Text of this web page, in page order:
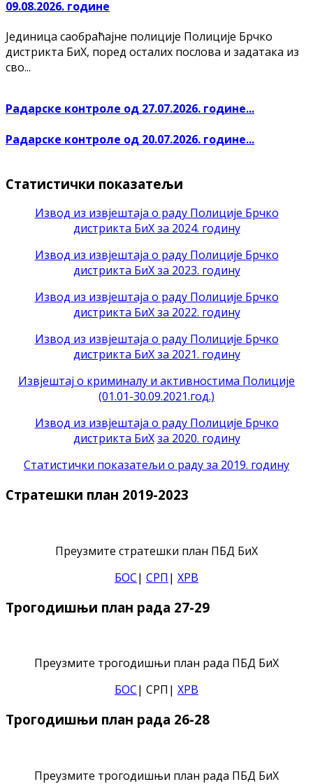
09.08.2026. године
Јединица саобраћајне полиције Полиције Брчко
дистрикта БиХ, поред осталих послова и задатака из
сво...
Радарске контроле од 27.07.2026. године...
Радарске контроле од 20.07.2026. године...
Статистички показатељи
Извод из извјештаја о раду Полиције Брчко
дистрикта БиХ за 2024. годину
Извод из извјештаја о раду Полиције Брчко
дистрикта БиХ за 2023. годину
Извод из извјештаја о раду Полиције Брчко
дистрикта БиХ за 2022. годину
Извод из извјештаја о раду Полиције Брчко
дистрикта БиХ за 2021. годину
Извјештај о криминалу и активностима Полиције
(01.01-30.09.2021.год.)
Извод из извјештаја о раду Полиције Брчко
дистрикта БиХ за 2020. годину
Статистички показатељи о раду за 2019. годину
Стратешки план 2019-2023
Преузмите стратешки план ПБД БиХ
БОС| СРП | ХРВ
Трогодишњи план рада 27-29
Преузмите трогодишњи план рада ПБД БиХ
БОС| СРП| ХРВ
Трогодишњи план рада 26-28
Преузмите трогодишњи план рада ПБД БиХ